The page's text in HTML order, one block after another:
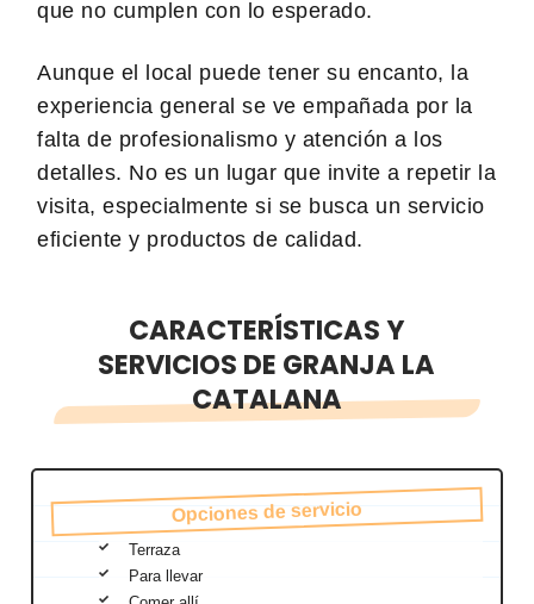
que no cumplen con lo esperado.
Aunque el local puede tener su encanto, la
experiencia general se ve empañada por la
falta de profesionalismo y atención a los
detalles. No es un lugar que invite a repetir la
visita, especialmente si se busca un servicio
eficiente y productos de calidad.
CARACTERÍSTICAS Y
SERVICIOS DE GRANJA LA
CATALANA
Opciones de servicio
Terraza
Para llevar